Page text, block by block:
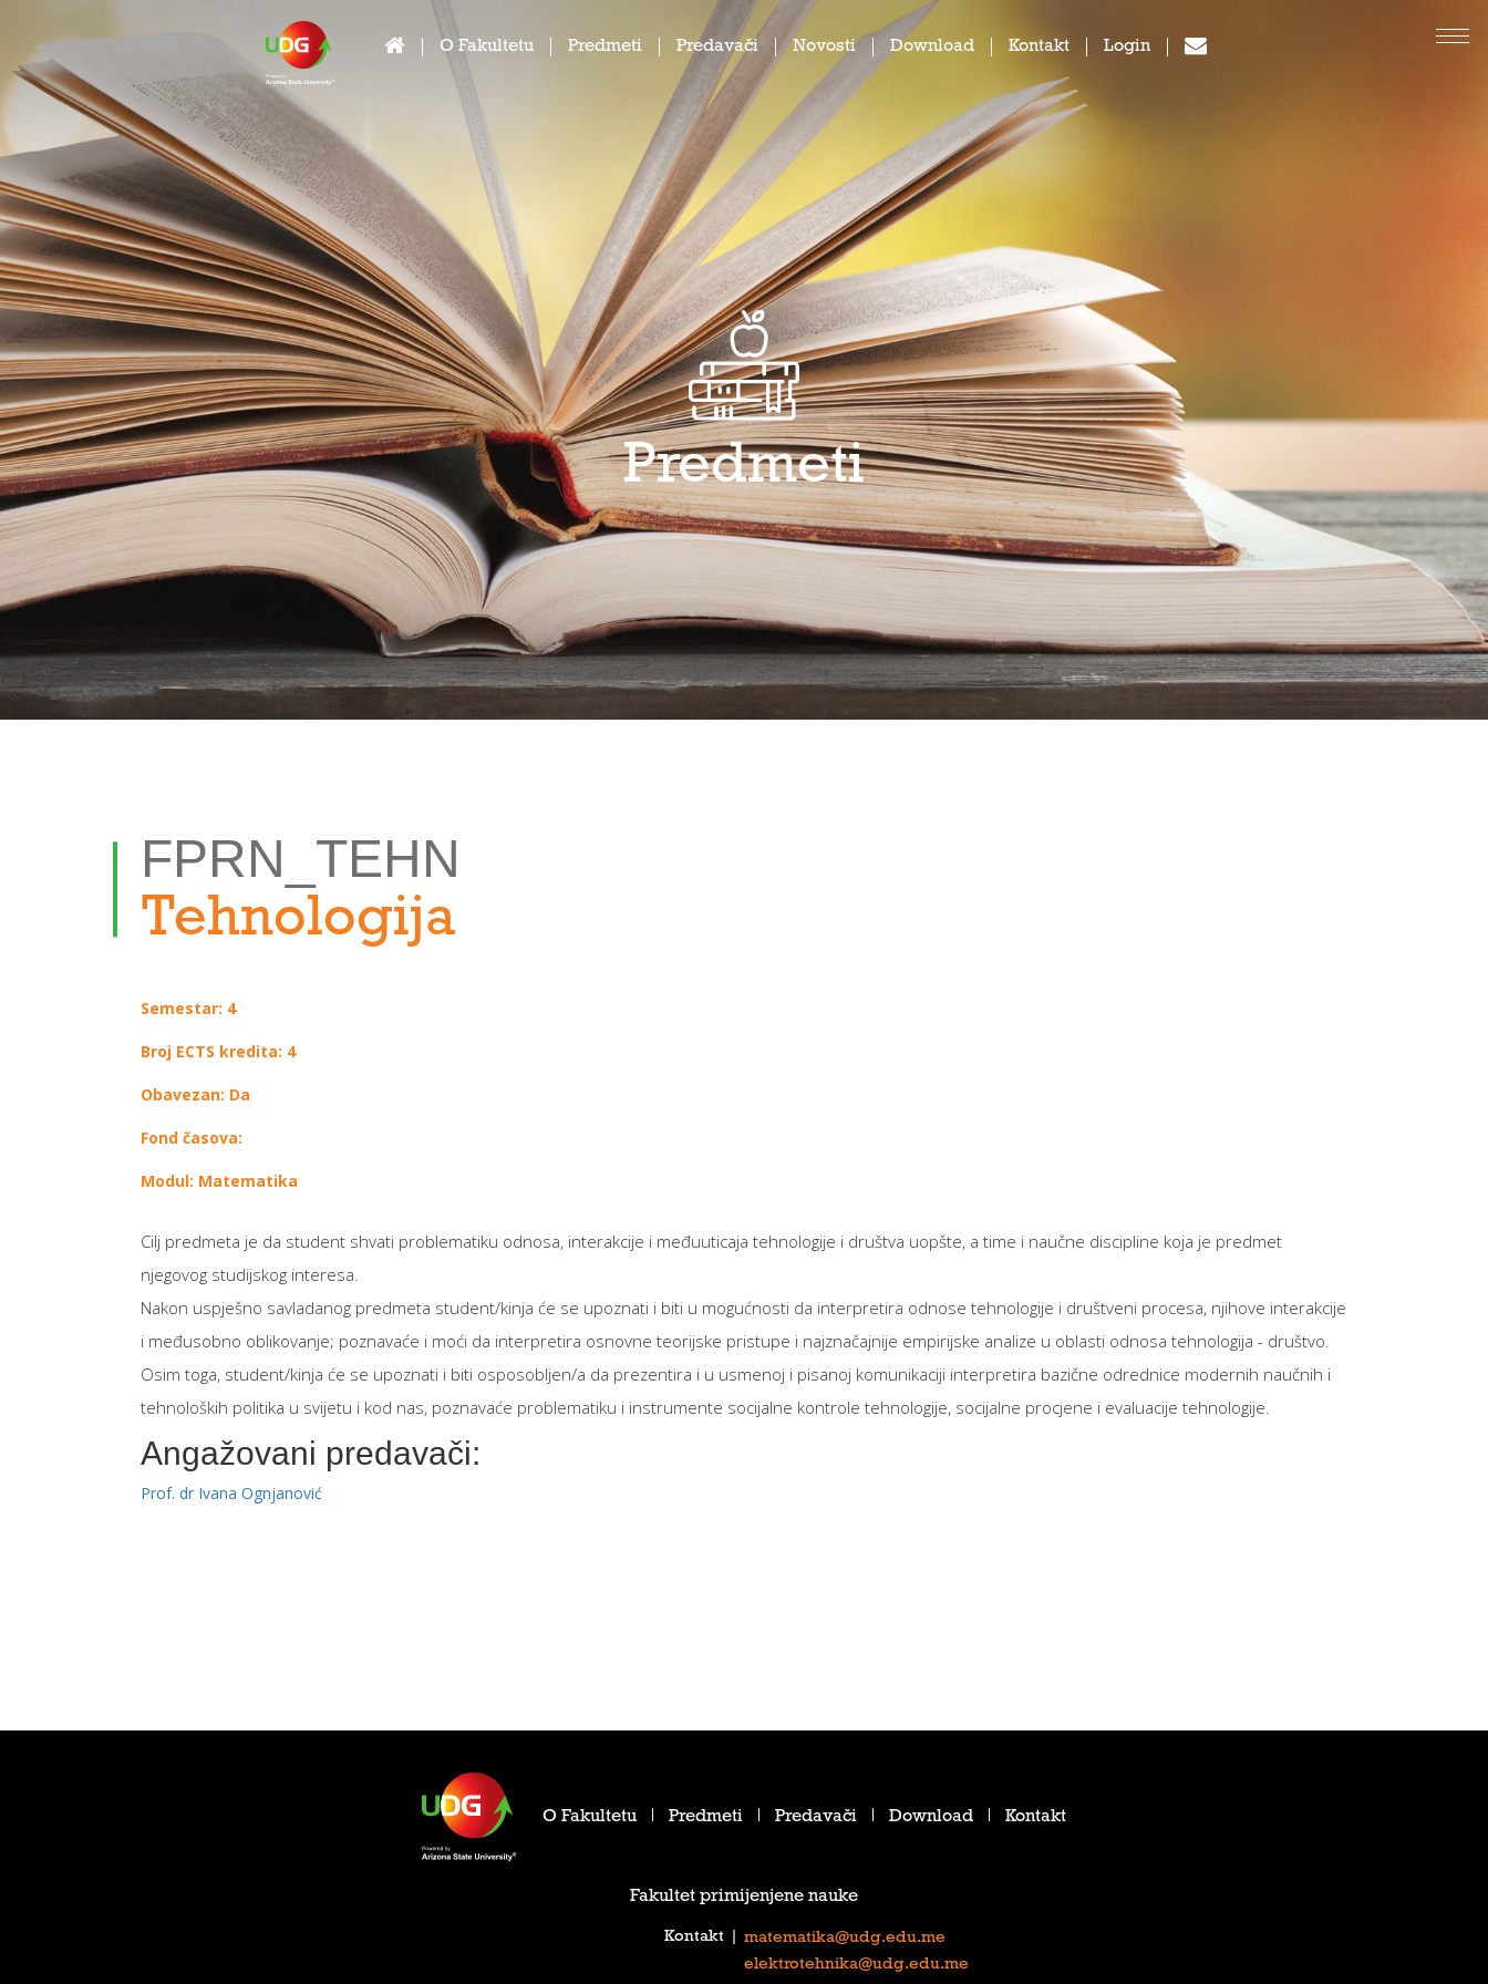
O Fakultetu Predmeti Predavači Novosti Download Kontakt Login
Predmeti
FPRN_TEHN
Tehnologija
Semestar: 4
Broj ECTS kredita: 4
Obavezan: Da
Fond časova:
Modul: Matematika
Cilj predmeta je da student shvati problematiku odnosa, interakcije i međuuticaja tehnologije i društva uopšte, a time i naučne discipline koja je predmet
njegovog studijskog interesa.
Nakon uspješno savladanog predmeta student/kinja će se upoznati i biti u mogućnosti da interpretira odnose tehnologije i društveni procesa, njihove interakcije
i međusobno oblikovanje; poznavaće i moći da interpretira osnovne teorijske pristupe i najznačajnije empirijske analize u oblasti odnosa tehnologija - društvo.
Osim toga, student/kinja će se upoznati i biti osposobljen/a da prezentira i u usmenoj i pisanoj komunikaciji interpretira bazične odrednice modernih naučnih i
tehnoloških politika u svijetu i kod nas, poznavaće problematiku i instrumente socijalne kontrole tehnologije, socijalne procjene i evaluacije tehnologije.
Angažovani predavači:
Prof. dr Ivana Ognjanović
O Fakultetu Predmeti Predavači Download Kontakt
Fakultet primijenjene nauke
Kontakt
matematika@udg.edu.me
elektrotehnika@udg.edu.me